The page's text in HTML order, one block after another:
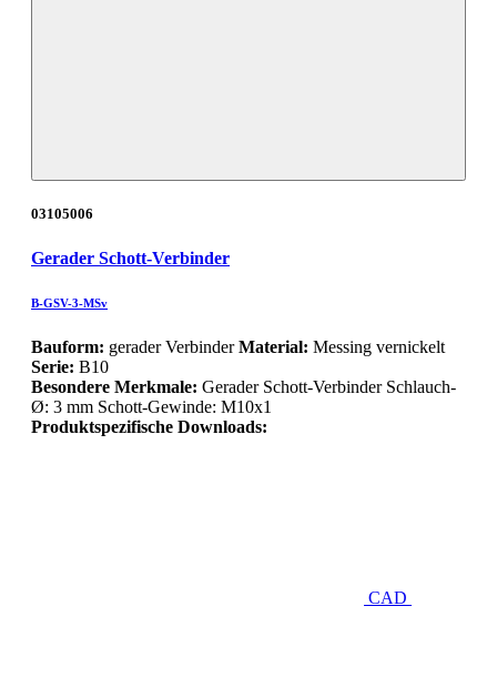
03105006
Gerader Schott-Verbinder
B-GSV-3-MSv
Bauform: gerader VerbinderMaterial: Messing vernickelt
Serie: B10
Besondere Merkmale: Gerader Schott-Verbinder Schlauch-
Ø: 3 mm Schott-Gewinde: M10x1
Produktspezifische Downloads:
CAD